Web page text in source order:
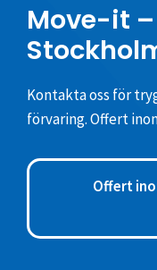
Move-it
Kontakta oss för
förvaring. Offert
Offert